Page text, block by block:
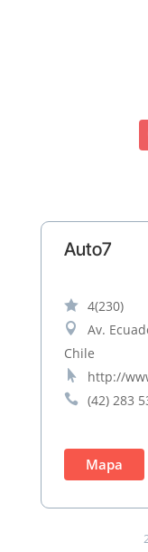
Auto7
 4(230)

Av.
Chile
 http://
 (42) 283
Mapa